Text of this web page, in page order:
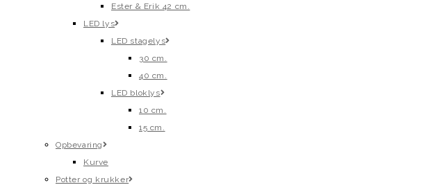
Ester & Erik 42 cm.
LED lys
LED stagelys
30 cm.
40 cm.
LED bloklys
10 cm.
15 cm.
Opbevaring
Kurve
Potter og krukker